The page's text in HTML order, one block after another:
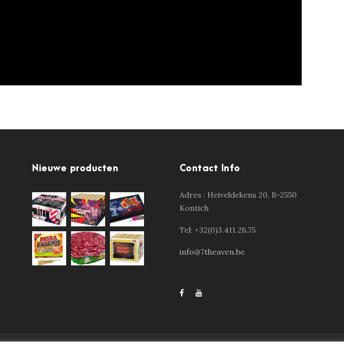
Nieuwe producten Contact Info
Adres : Heiveldekens 20, B-2550
Kontich
Tel: +32(0)3.411.28.75
info@7theaven.be